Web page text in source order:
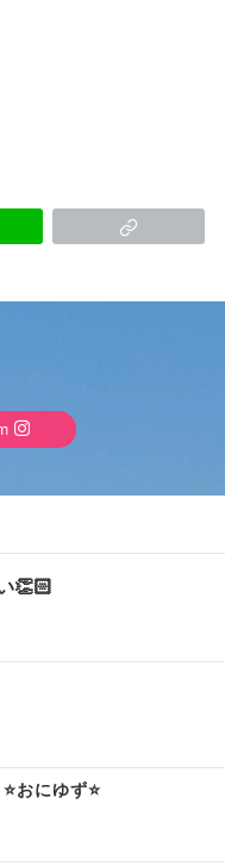
👏🏻
⭐️おにゆず⭐️